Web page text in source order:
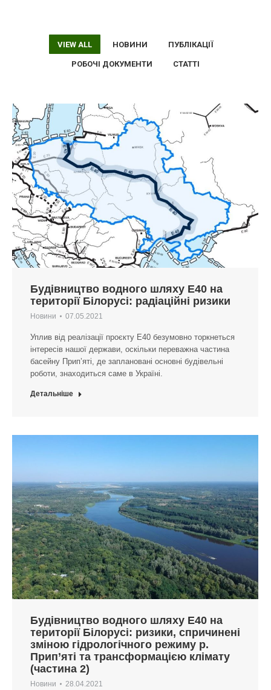
VIEW ALL НОВИНИ ПУБЛІКАЦІЇ
РОБОЧІ ДОКУМЕНТИ СТАТТІ
Будівництво водного шляху Е40 на
території Білорусі: радіаційні ризики
Новини 07.05.2021
Уплив від реалізації проєкту Е40 безумовно торкнеться
інтересів нашої держави, оскільки переважна частина
басейну Прип’яті, де заплановані основні будівельні
роботи, знаходиться саме в Україні.
Детальніше
Будівництво водного шляху Е40 на
території Білорусі: ризики, спричинені
зміною гідрологічного режиму р.
Прип’яті та трансформацією клімату
(частина 2)
Новини 28.04.2021